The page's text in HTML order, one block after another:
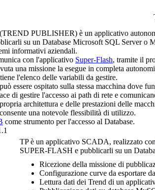
PUBLISHER) è un applicativo
su un Database Microsoft SQL Server o
informativi aziendali.
con l'applicativo Super-Flash, tramite il
una missione la esegue in completa
l'elenco delle variabili da gestire.
essere ospitato sulla stessa macchina dove
di gestire l'accesso ai path di rete e
architettura e delle prestazioni delle
una notevole flessibilità di utilizzo.
come strumento per l'accesso al Database.
TPè un applicativo SCADA, realizzato con
SUPER-FLASH e pubblicarli su un
Ricezione della missione di
Configurazione curve da esportare
Lettura dati dei Trend di un